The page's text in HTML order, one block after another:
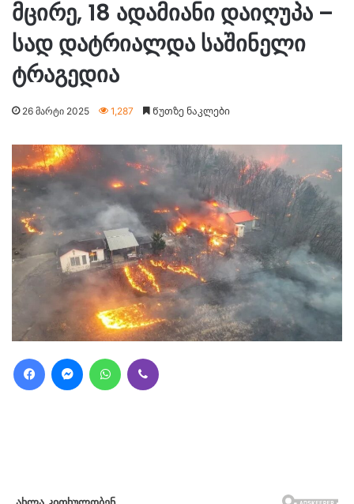
მცირე, 18 ადამიანი დაიღუპა –
სად დატრიალდა საშინელი
ტრაგედია
26 მარტი 2025 1,287 Წუთზე ნაკლები
FacebookMessengerWhatsApp